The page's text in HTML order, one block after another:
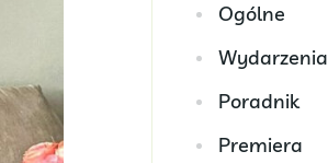
Ogólne
Wydarzenia
Poradnik
Premiera